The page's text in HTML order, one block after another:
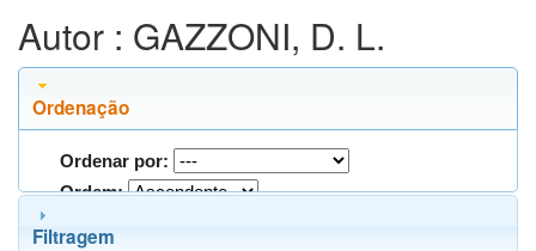
Autor : GAZZONI, D. L.
Ordenação
Ordenar por:
Ordem:
Filtragem